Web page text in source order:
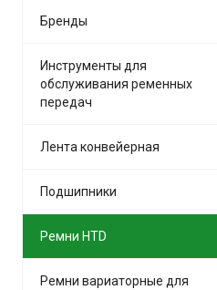
Бренды
Инструменты для
обслуживания ременных
передач
Лента конвейерная
Подшипники
Ремни HTD
Ремни вариаторные для